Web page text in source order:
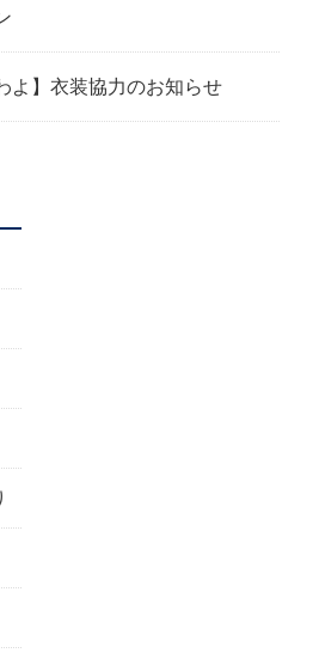
よ】衣装協力のお知らせ